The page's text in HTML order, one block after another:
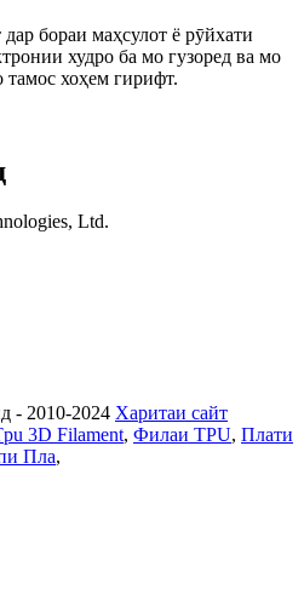
бораи маҳсулот ё рӯйхати
худро ба мо гузоред ва мо
хоҳем гирифт.
Ltd.
- 2010-2024 Харитаи сайт
3D Filament, Филаи TPU, Плати
Пла,